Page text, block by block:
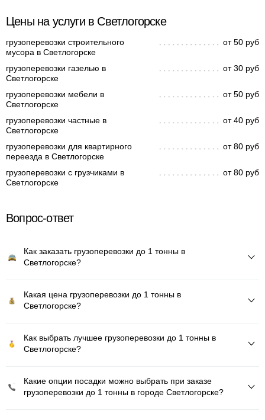
Цены на услуги в Светлогорске
грузоперевозки строительного
мусора в Светлогорске
от 50 руб
грузоперевозки газелью в
Светлогорске
от 30 руб
грузоперевозки мебели в
Светлогорске
от 50 руб
грузоперевозки частные в
Светлогорске
от 40 руб
грузоперевозки для квартирного
переезда в Светлогорске
от 80 руб
грузоперевозки с грузчиками в
Светлогорске
от 80 руб
Вопрос-ответ
Как заказать грузоперевозки до 1 тонны в
Светлогорске?
Какая цена грузоперевозки до 1 тонны в
Светлогорске?
Как выбрать лучшее грузоперевозки до 1 тонны в
Светлогорске?
Какие опции посадки можно выбрать при заказе
грузоперевозки до 1 тонны в городе Светлогорске?